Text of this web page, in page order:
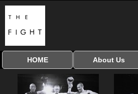
HOME
全興行を表示
ナイスミドル
アマチュアキック
協議会
全日本学生キック
建武館キッズ大会
おやじファイト
About Us